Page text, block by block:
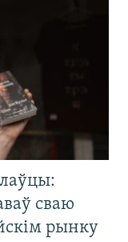
сваю
рынку